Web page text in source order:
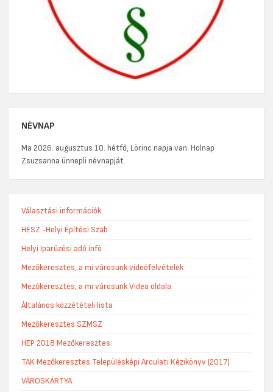
NÉVNAP
Ma 2026. augusztus 10. hétfő, Lörinc napja van. Holnap
Zsuzsanna ünnepli névnapját.
Választási információk
HÉSZ -Helyi Építési Szab.
Helyi Iparűzési adó infó
Mezőkeresztes, a mi városunk videófelvételek
Mezőkeresztes, a mi városunk Videa oldala
Általános közzétételi lista
Mezőkeresztes SZMSZ
HEP 2018 Mezőkeresztes
TAK Mezőkeresztes Településképi Arculati Kézikönyv (2017)
VÁROSKÁRTYA